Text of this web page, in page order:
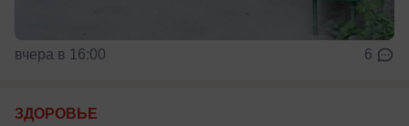
вчера в 16:00 6
ЗДОРОВЬЕ